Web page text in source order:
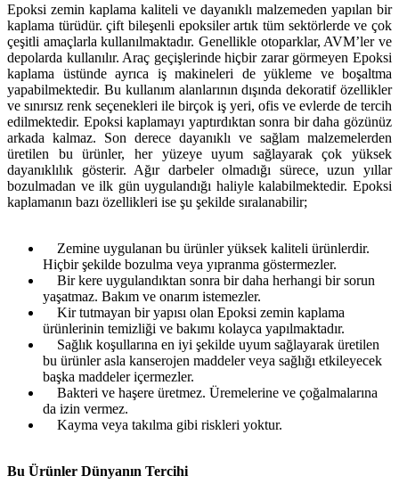
Epoksi zemin kaplama kaliteli ve dayanıklı malzemeden yapılan bir
kaplama türüdür. çift bileşenli epoksiler artık tüm sektörlerde ve çok
çeşitli amaçlarla kullanılmaktadır. Genellikle otoparklar, AVM’ler ve
depolarda kullanılır. Araç geçişlerinde hiçbir zarar görmeyen Epoksi
kaplama üstünde ayrıca iş makineleri de yükleme ve boşaltma
yapabilmektedir. Bu kullanım alanlarının dışında dekoratif özellikler
ve sınırsız renk seçenekleri ile birçok iş yeri, ofis ve evlerde de tercih
edilmektedir. Epoksi kaplamayı yaptırdıktan sonra bir daha gözünüz
arkada kalmaz. Son derece dayanıklı ve sağlam malzemelerden
üretilen bu ürünler, her yüzeye uyum sağlayarak çok yüksek
dayanıklılık gösterir. Ağır darbeler olmadığı sürece, uzun yıllar
bozulmadan ve ilk gün uygulandığı haliyle kalabilmektedir. Epoksi
kaplamanın bazı özellikleri ise şu şekilde sıralanabilir;
Zemine uygulanan bu ürünler yüksek kaliteli ürünlerdir.
Hiçbir şekilde bozulma veya yıpranma göstermezler.
Bir kere uygulandıktan sonra bir daha herhangi bir sorun
yaşatmaz. Bakım ve onarım istemezler.
Kir tutmayan bir yapısı olan Epoksi zemin kaplama
ürünlerinin temizliği ve bakımı kolayca yapılmaktadır.
Sağlık koşullarına en iyi şekilde uyum sağlayarak üretilen
bu ürünler asla kanserojen maddeler veya sağlığı etkileyecek
başka maddeler içermezler.
Bakteri ve haşere üretmez. Üremelerine ve çoğalmalarına
da izin vermez.
Kayma veya takılma gibi riskleri yoktur.
Bu Ürünler Dünyanın Tercihi